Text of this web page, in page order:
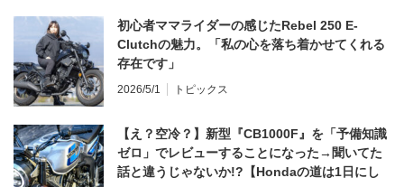
初心者ママライダーの感じたRebel 250 E-
Clutchの魅力。「私の心を落ち着かせてくれる
存在です」
2026/5/1 トピックス
【え？空冷？】新型『CB1000F』を「予備知識
ゼロ」でレビューすることになった→聞いてた
話と違うじゃないか!?【Hondaの道は1日にし